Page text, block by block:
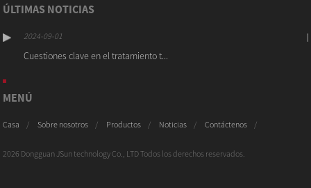
ÚLTIMAS NOTICIAS
2024-09-01
Cuestiones clave en el tratamiento t...
MENÚ
Casa Sobre nosotros Productos Noticias Contáctenos
2026 Dongguan JSun technology Co., LTD Todos los derechos reservados.